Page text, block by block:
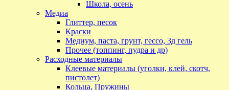
Школа, осень
Медиа
Глиттер, песок
Краски
Медиум, паста, грунт, гессо, 3д гель
Прочее (топпинг, пудра и др)
Расходные материалы
Клеевые материалы (уголки, клей, скотч,
пистолет)
Кольца, Пружины